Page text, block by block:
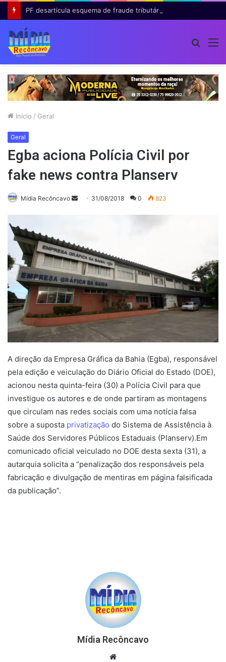
Início / Geral
Geral
Egba aciona Polícia Civil por
fake news contra Planserv
Mídia Recôncavo
Mande31/08/2018 0 823
A direção da Empresa Gráfica da Bahia (Egba), responsável
pela edição e veiculação do Diário Oficial do Estado (DOE),
acionou nesta quinta-feira (30) a Polícia Civil para que
investigue os autores e de onde partiram as montagens
que circulam nas redes sociais com uma notícia falsa
sobre a suposta privatização do Sistema de Assistência à
Saúde dos Servidores Públicos Estaduais (Planserv).Em
comunicado oficial veiculado no DOE desta sexta (31), a
autarquia solicita a “penalização dos responsáveis pela
fabricação e divulgação de mentiras em página falsificada
da publicação”.
Mídia Recôncavo
Website